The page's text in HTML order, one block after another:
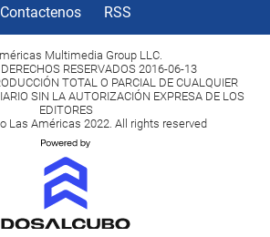
Contactenos RSS
Multimedia Group LLC.
RESERVADOS 2016-06-13
TOTAL O PARCIAL DE CUALQUIER
SIN LA AUTORIZACIÓN EXPRESA DE LOS
EDITORES
Las Américas 2022. All rights reserved